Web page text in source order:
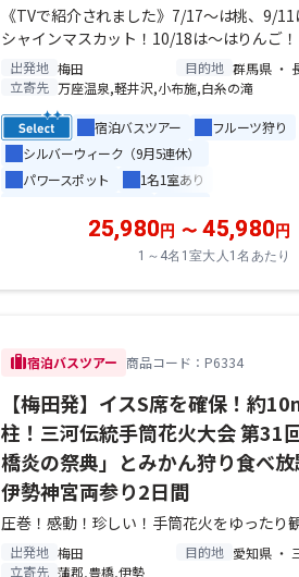
《TVで紹介されました》7/17～は桃、9/11
シャインマスカット！10/18は～はりんご！
出発地 梅田 目的地 群馬県 ・
立寄先 万座温泉,軽井沢,小布施,白糸の滝
宿泊バスツアー
フルーツ狩り
シルバーウィーク（9月5連休）
パワースポット
1名1室あり
大人のゆったり旅25,980 円 〜 45,980 円
1～4名1室大人1名あたり
trip宿泊バスツアー 商品コード：P6334
【梅田発】イスS席を確保！約
柱！三河伝統手筒花火大会 第31
橋炎の祭典」とみかん狩り食べ放
伊勢神宮両参り2日間
圧巻！感動！珍しい！手筒花火をゆったり
出発地 梅田 目的地 愛知県 ・
立寄先 蒲郡,豊橋,伊勢